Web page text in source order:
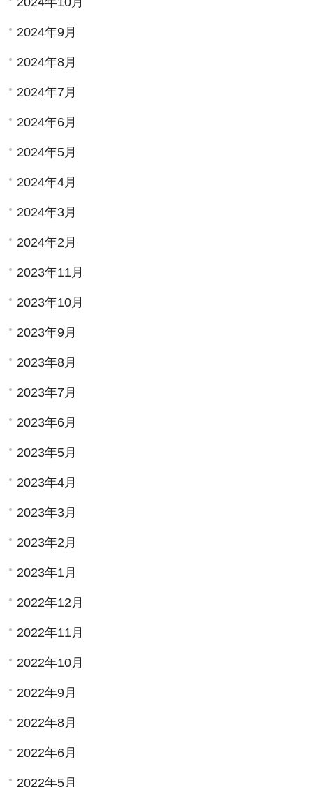
2024年9月
2024年8月
2024年7月
2024年6月
2024年5月
2024年4月
2024年3月
2024年2月
2023年11月
2023年10月
2023年9月
2023年8月
2023年7月
2023年6月
2023年5月
2023年4月
2023年3月
2023年2月
2023年1月
2022年12月
2022年11月
2022年10月
2022年9月
2022年8月
2022年6月
2022年5月